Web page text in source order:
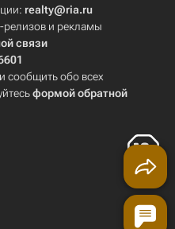
realty@ria.ru
и рекламы
связи
сообщить обо всех
формой обратной